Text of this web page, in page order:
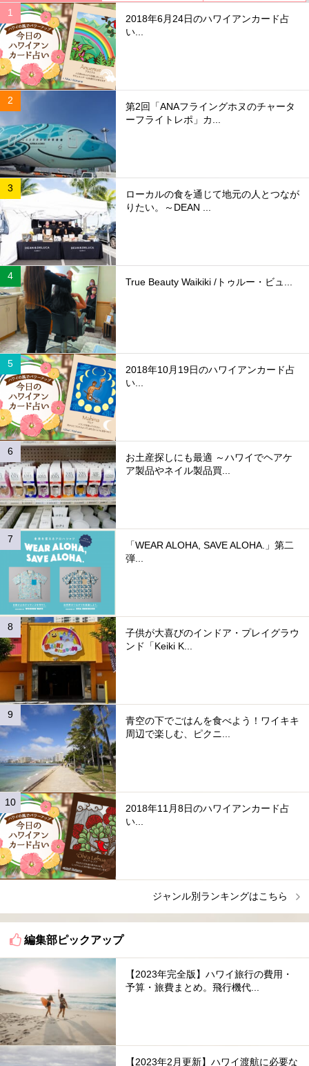
2018年6月24日のハワイアンカード占
い...
第2回「ANAフライングホヌのチャータ
ーフライトレポ」カ...
ローカルの食を通じて地元の人とつなが
りたい。～DEAN ...
True Beauty Waikiki /トゥルー・ビュ...
2018年10月19日のハワイアンカード占
い...
お土産探しにも最適 ～ハワイでヘアケ
ア製品やネイル製品買...
「WEAR ALOHA, SAVE ALOHA.」第二
弾...
子供が大喜びのインドア・プレイグラウ
ンド「Keiki K...
青空の下でごはんを食べよう！ワイキキ
周辺で楽しむ、ピクニ...
2018年11月8日のハワイアンカード占
い...
ジャンル別ランキングはこちら
編集部ピックアップ
【2023年完全版】ハワイ旅行の費用・
予算・旅費まとめ。飛行機代...
【2023年2月更新】ハワイ渡航に必要な